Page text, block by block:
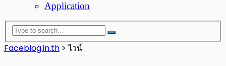
Application
Faceblog.in.th >ไวน์